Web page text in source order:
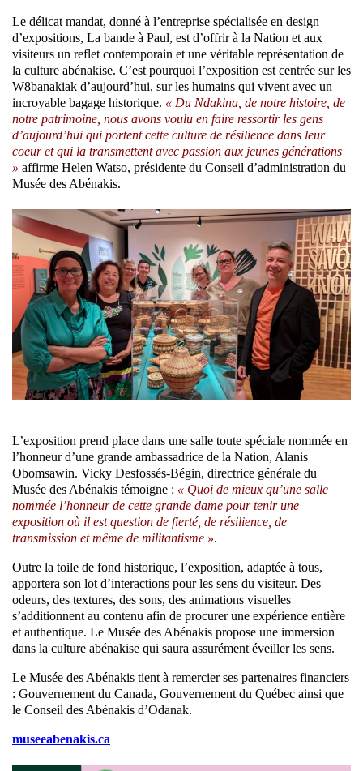
Le délicat mandat, donné à l’entreprise spécialisée en design
d’expositions, La bande à Paul, est d’offrir à la Nation et aux
visiteurs un reflet contemporain et une véritable représentation de
la culture abénakise. C’est pourquoi l’exposition est centrée sur les
W8banakiak d’aujourd’hui, sur les humains qui vivent avec un
incroyable bagage historique. « Du Ndakina, de notre histoire, de
notre patrimoine, nous avons voulu en faire ressortir les gens
d’aujourd’hui qui portent cette culture de résilience dans leur
coeur et qui la transmettent avec passion aux jeunes générations
» affirme Helen Watso, présidente du Conseil d’administration du
Musée des Abénakis.
L’exposition prend place dans une salle toute spéciale nommée en
l’honneur d’une grande ambassadrice de la Nation, Alanis
Obomsawin. Vicky Desfossés-Bégin, directrice générale du
Musée des Abénakis témoigne : « Quoi de mieux qu’une salle
nommée l’honneur de cette grande dame pour tenir une
exposition où il est question de fierté, de résilience, de
transmission et même de militantisme ».
Outre la toile de fond historique, l’exposition, adaptée à tous,
apportera son lot d’interactions pour les sens du visiteur. Des
odeurs, des textures, des sons, des animations visuelles
s’additionnent au contenu afin de procurer une expérience entière
et authentique. Le Musée des Abénakis propose une immersion
dans la culture abénakise qui saura assurément éveiller les sens.
Le Musée des Abénakis tient à remercier ses partenaires financiers
: Gouvernement du Canada, Gouvernement du Québec ainsi que
le Conseil des Abénakis d’Odanak.
museeabenakis.ca